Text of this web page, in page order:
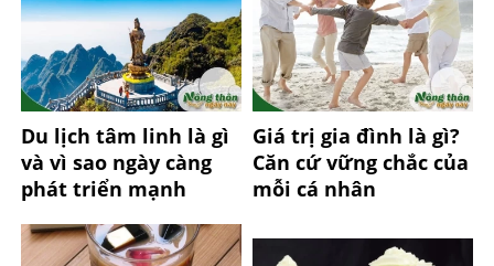
Du lịch tâm linh là gì
và vì sao ngày càng
phát triển mạnh
Giá trị gia đình là gì?
Căn cứ vững chắc của
mỗi cá nhân